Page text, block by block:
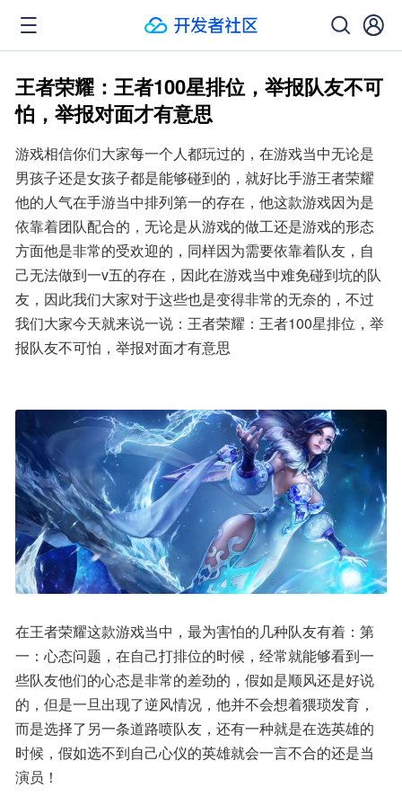
王者荣耀：王者100星排位，举报队友不可
怕，举报对面才有意思
游戏相信你们大家每一个人都玩过的，在游戏当中无论是
男孩子还是女孩子都是能够碰到的，就好比手游王者荣耀
他的人气在手游当中排列第一的存在，他这款游戏因为是
依靠着团队配合的，无论是从游戏的做工还是游戏的形态
方面他是非常的受欢迎的，同样因为需要依靠着队友，自
己无法做到一v五的存在，因此在游戏当中难免碰到坑的队
友，因此我们大家对于这些也是变得非常的无奈的，不过
我们大家今天就来说一说：王者荣耀：王者100星排位，举
报队友不可怕，举报对面才有意思
在王者荣耀这款游戏当中，最为害怕的几种队友有着：第
一：心态问题，在自己打排位的时候，经常就能够看到一
些队友他们的心态是非常的差劲的，假如是顺风还是好说
的，但是一旦出现了逆风情况，他并不会想着猥琐发育，
而是选择了另一条道路喷队友，还有一种就是在选英雄的
时候，假如选不到自己心仪的英雄就会一言不合的还是当
演员！